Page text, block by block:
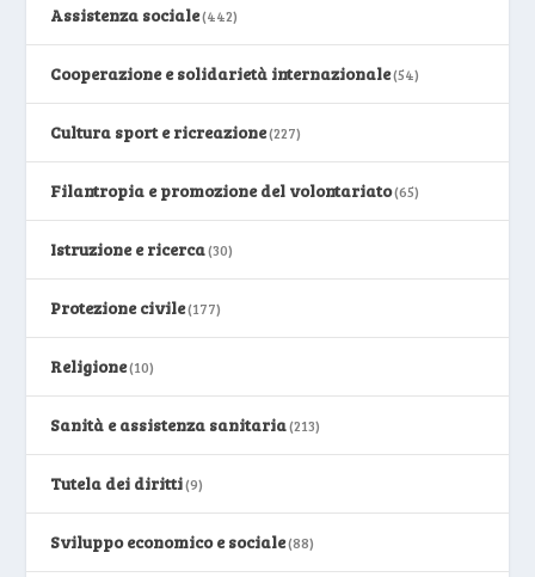
Assistenza sociale(442)
Cooperazione e solidarietà internazionale(54)
Cultura sport e ricreazione(227)
Filantropia e promozione del volontariato(65)
Istruzione e ricerca(30)
Protezione civile(177)
Religione(10)
Sanità e assistenza sanitaria(213)
Tutela dei diritti(9)
Sviluppo economico e sociale(88)